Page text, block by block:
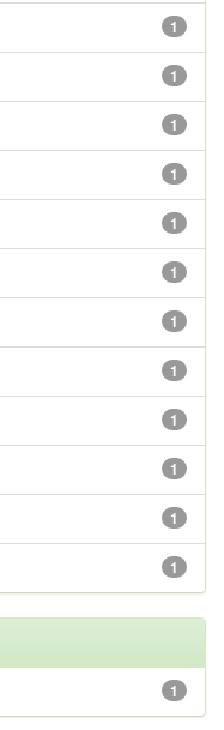
1
1
1
1
1
1
1
1
1
1
1
1
1